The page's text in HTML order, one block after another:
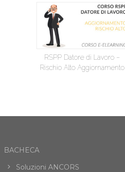
RSPP Datore di Lavoro –
Rischio Alto Aggiornamento
BACHECA
Soluzioni ANCORS